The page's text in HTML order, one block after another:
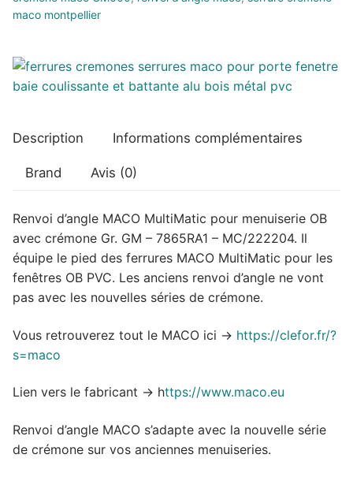
OB
maco montpellier
Description Informations complémentaires
Brand Avis (0)
Renvoi d’angle MACO MultiMatic pour menuiserie OB
avec crémone Gr. GM – 7865RA1 – MC/222204. Il
équipe le pied des ferrures MACO MultiMatic pour les
fenêtres OB PVC. Les anciens renvoi d’angle ne vont
pas avec les nouvelles séries de crémone.
Vous retrouverez tout le MACO ici -> https://clefor.fr/?
s=maco
Lien vers le fabricant -> https://www.maco.eu
Renvoi d’angle MACO s’adapte avec la nouvelle série
de crémone sur vos anciennes menuiseries.